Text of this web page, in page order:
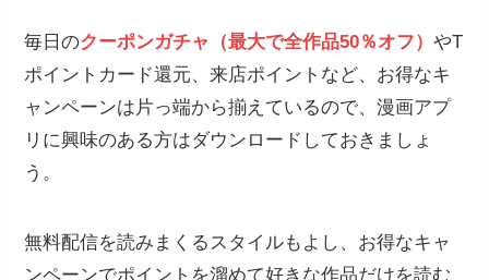
毎日のクーポンガチャ（最大で全作品50％オフ）やT
ポイントカード還元、来店ポイントなど、お得なキ
ャンペーンは片っ端から揃えているので、漫画アプ
リに興味のある方はダウンロードしておきましょ
う。
無料配信を読みまくるスタイルもよし、お得なキャ
ンペーンでポイントを溜めて好きな作品だけを読む